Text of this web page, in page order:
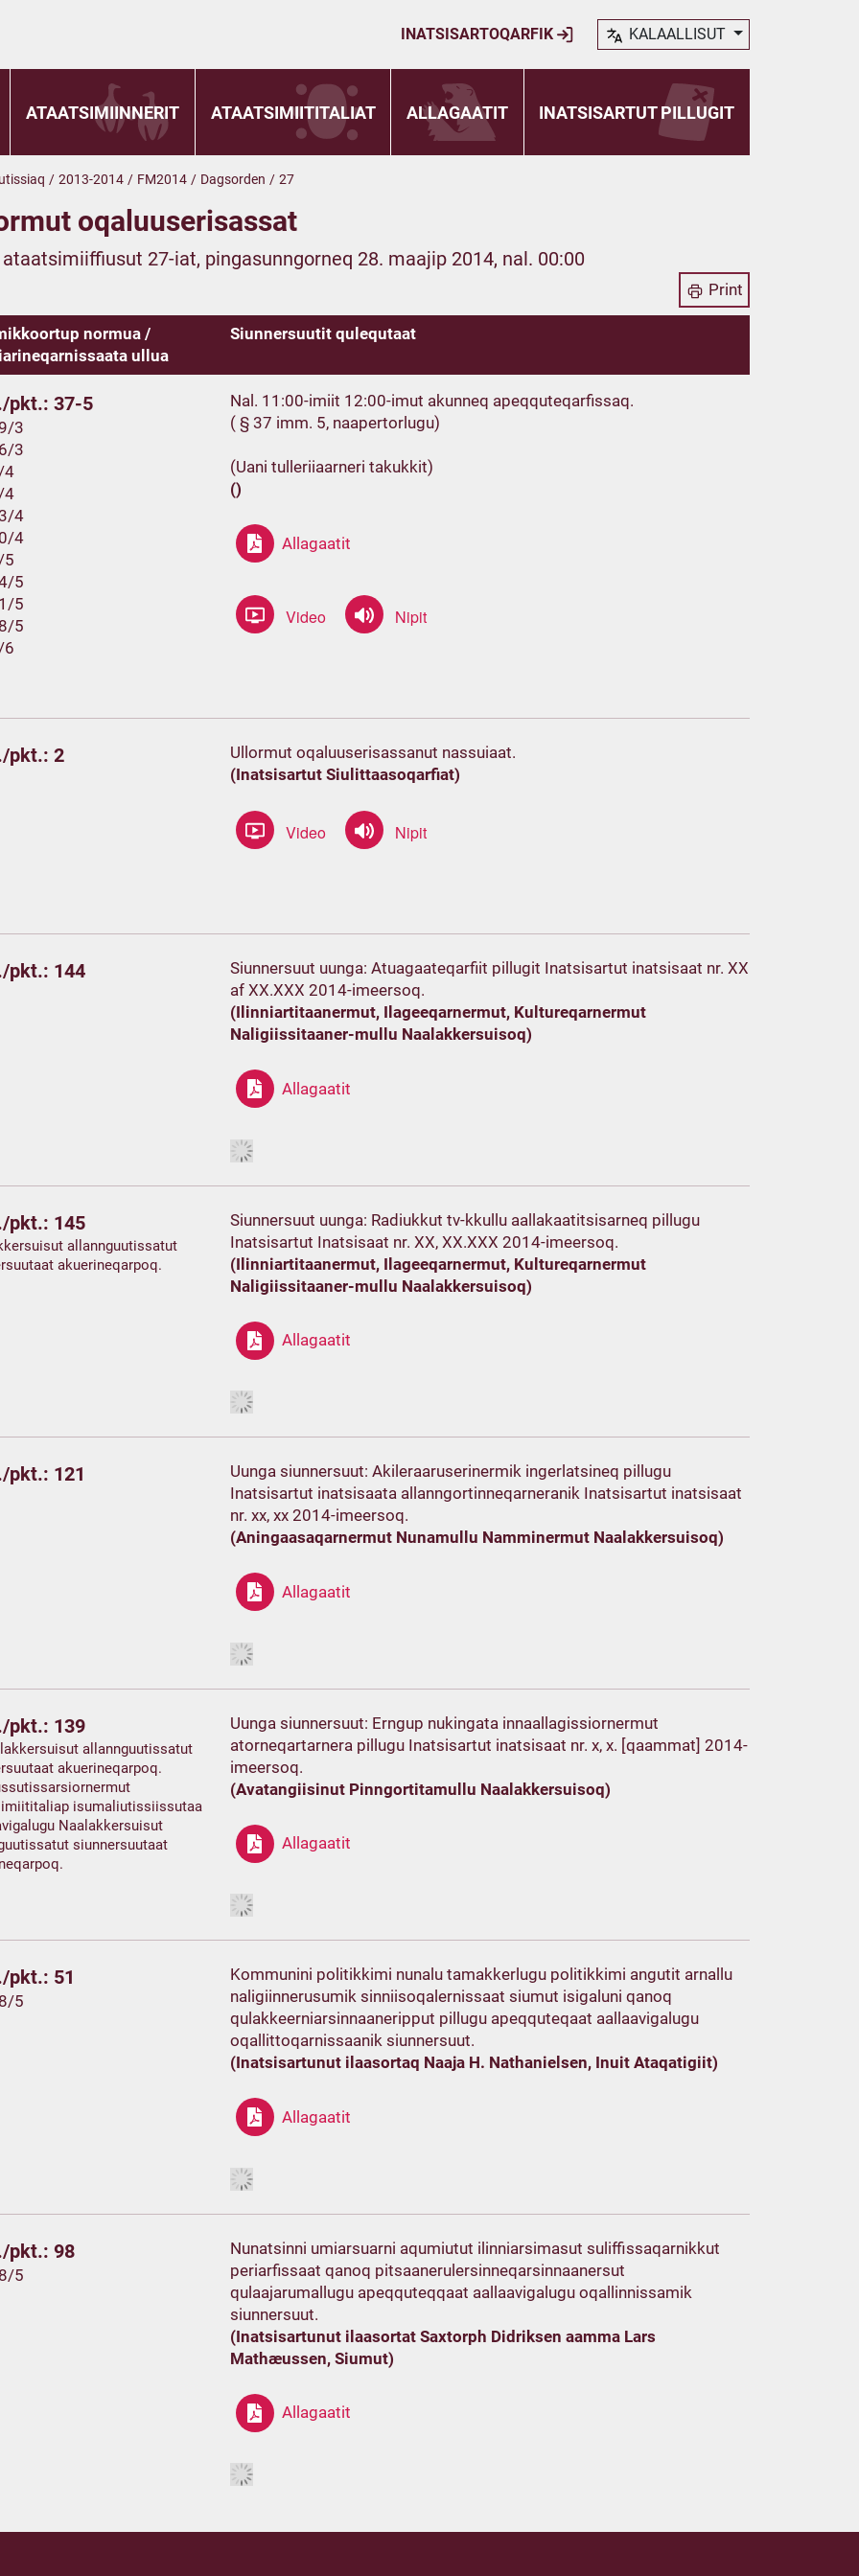
INATSISARTOQARFIK KALAALLISUT
ATAATSIMIINNERIT ATAATSIMIITITALIAT ALLAGAATIT INATSISARTUT PILLUGIT
/ 2013-2014 / FM2014 / Dagsorden / 27
oqaluuserisassat
27-iat, pingasunngorneq 28. maajip 2014, nal. 00:00
Print
normua /
ullua
Siunnersuutit qulequtaat
pkt.: 37-5
3
3
4
4
4
4
5
5
5
5
6
Nal. 11:00-imiit 12:00-imut akunneq apeqquteqarfissaq.
( § 37 imm. 5, naapertorlugu)
(Uani tulleriiaarneri takukkit)
()
Allagaatit
pkt.: 2
Ullormut oqaluuserisassanut nassuiaat.
(Inatsisartut Siulittaasoqarfiat)
pkt.: 144
Siunnersuut uunga: Atuagaateqarfiit pillugit Inatsisartut inatsisaat nr. XX
af XX.XXX 2014-imeersoq.
(Ilinniartitaanermut, Ilageeqarnermut, Kultureqarnermut
Naligiissitaaner-mullu Naalakkersuisoq)
Allagaatit
pkt.: 145
allannguutissatut
akuerineqarpoq.
Siunnersuut uunga: Radiukkut tv-kkullu aallakaatitsisarneq pillugu
Inatsisartut Inatsisaat nr. XX, XX.XXX 2014-imeersoq.
(Ilinniartitaanermut, Ilageeqarnermut, Kultureqarnermut
Naligiissitaaner-mullu Naalakkersuisoq)
Allagaatit
pkt.: 121
Uunga siunnersuut: Akileraaruserinermik ingerlatsineq pillugu
Inatsisartut inatsisaata allanngortinneqarneranik Inatsisartut inatsisaat
nr. xx, xx 2014-imeersoq.
(Aningaasaqarnermut Nunamullu Namminermut Naalakkersuisoq)
Allagaatit
pkt.: 139
allannguutissatut
akuerineqarpoq.
isumaliutissiissutaa
Naalakkersuisut
siunnersuutaat
Uunga siunnersuut: Erngup nukingata innaallagissiornermut
atorneqartarnera pillugu Inatsisartut inatsisaat nr. x, x. [qaammat] 2014-
imeersoq.
(Avatangiisinut Pinngortitamullu Naalakkersuisoq)
Allagaatit
pkt.: 51
5
Kommunini politikkimi nunalu tamakkerlugu politikkimi angutit arnallu
naligiinnerusumik sinniisoqalernissaat siumut isigaluni qanoq
qulakkeerniarsinnaaneripput pillugu apeqquteqaat aallaavigalugu
oqallittoqarnissaanik siunnersuut.
(Inatsisartunut ilaasortaq Naaja H. Nathanielsen, Inuit Ataqatigiit)
Allagaatit
pkt.: 98
5
Nunatsinni umiarsuarni aqumiutut ilinniarsimasut suliffissaqarnikkut
periarfissaat qanoq pitsaanerulersinneqarsinnaanersut
qulaajarumallugu apeqquteqqaat aallaavigalugu oqallinnissamik
siunnersuut.
(Inatsisartunut ilaasortat Saxtorph Didriksen aamma Lars
Mathæussen, Siumut)
Allagaatit